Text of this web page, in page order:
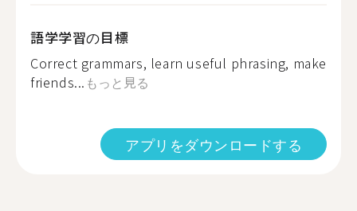
語学学習の目標
Correct grammars, learn useful phrasing, make
friends... もっと見る
アプリをダウンロードする